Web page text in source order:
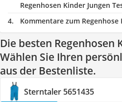
Regenhosen Kinder Jungen
Kommentare zum Regenhose
Die besten Regenhosen
Wählen Sie Ihren
aus der Bestenliste.
Sterntaler 5651435